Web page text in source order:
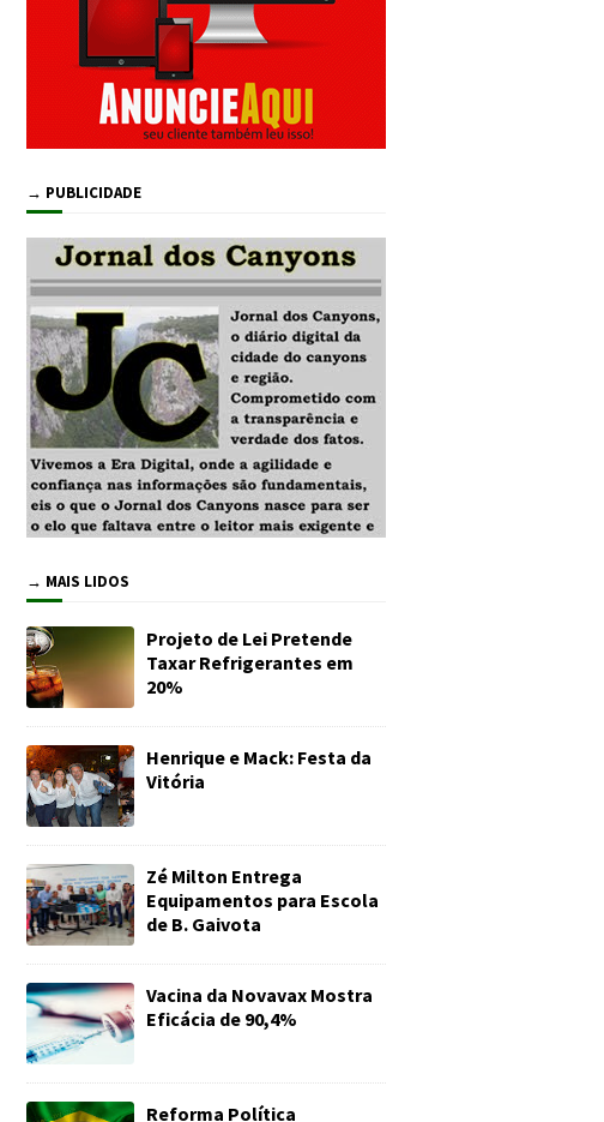
→ PUBLICIDADE
→ MAIS LIDOS
Projeto de Lei Pretende
Taxar Refrigerantes em
20%
Henrique e Mack: Festa da
Vitória
Zé Milton Entrega
Equipamentos para Escola
de B. Gaivota
Vacina da Novavax Mostra
Eficácia de 90,4%
Reforma Política